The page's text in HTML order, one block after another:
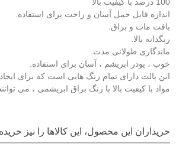
اندازه قابل حمل آسان و راحت برای استفاده.
بافت مات و براق.
رنگدانه بالا.
ماندگاری طولانی مدت.
خوب ، پودر ابریشم ، آسان برای استفاده.
این پالت دارای تمام رنگ هایی است که برای
مواد با کیفیت بالا با رنگ براق ابریشمی ، می
خریداران این محصول، این کالاها را نیز خریده